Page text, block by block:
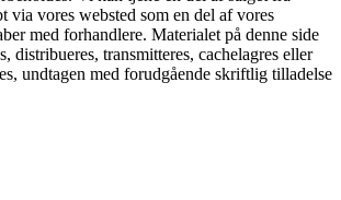
via vores websted som en del af vores
med forhandlere. Materialet på denne side
distribueres, transmitteres, cachelagres eller
undtagen med forudgående skriftlig tilladelse